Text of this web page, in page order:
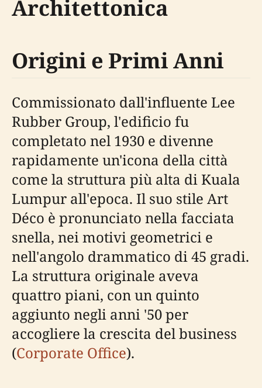
Architettonica
Origini e Primi Anni
Commissionato dall'influente Lee
Rubber Group, l'edificio fu
completato nel 1930 e divenne
rapidamente un'icona della città
come la struttura più alta di Kuala
Lumpur all'epoca. Il suo stile Art
Déco è pronunciato nella facciata
snella, nei motivi geometrici e
nell'angolo drammatico di 45 gradi.
La struttura originale aveva
quattro piani, con un quinto
aggiunto negli anni '50 per
accogliere la crescita del business
(Corporate Office).